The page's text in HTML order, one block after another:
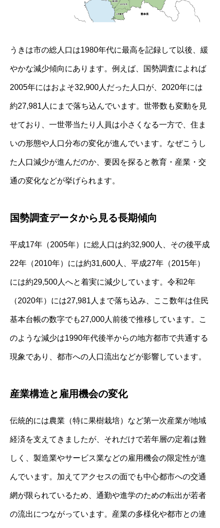
うきは市の総人口は1980年代に最高を記録して以後、緩
やかな減少傾向にあります。例えば、国勢調査によれば
2005年にはおよそ32,900人だった人口が、2020年には
約27,981人にまで落ち込んでいます。世帯数も変動を見
せており、一世帯当たり人員は小さくなる一方で、住ま
いの形態や人口分布の変化が進んでいます。なぜこうし
た人口減少が進んだのか、要因を探ると教育・産業・交
通の変化などが挙げられます。
国勢調査データから見る長期傾向
平成17年（2005年）に総人口は約32,900人、その後平成
22年（2010年）には約31,600人、平成27年（2015年）
には約29,500人へと着実に減少しています。令和2年
（2020年）には27,981人まで落ち込み、ここ数年は住民
基本台帳の数字でも27,000人前後で推移しています。こ
のような減少は1990年代後半からの地方都市で共通する
現象であり、都市への人口流出などが影響しています。
産業構造と雇用機会の変化
伝統的には農業（特に果樹栽培）など第一次産業が地域
経済を支えてきましたが、それだけで若年層の定着は難
しく、製造業やサービス業などの雇用機会の限定性が進
んでいます。加えてアクセスの面でも中心都市への交通
網が限られているため、通勤や進学のための転出が若者
の流出につながっています。産業の多様化や都市との連